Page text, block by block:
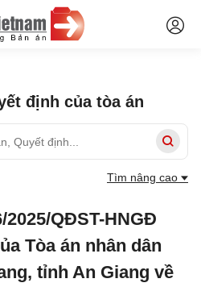
định của tòa án
Tìm nâng cao
QĐST-HNGĐ
Tòa án nhân dân
tỉnh An Giang về